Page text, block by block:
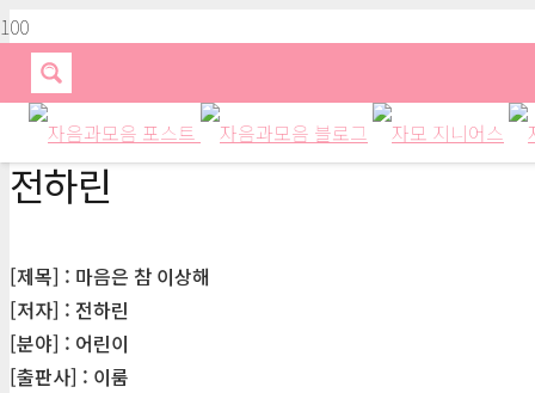
전하린
[제목] : 마음은 참 이상해
[저자] : 전하린
[분야] : 어린이
[출판사] : 이룸